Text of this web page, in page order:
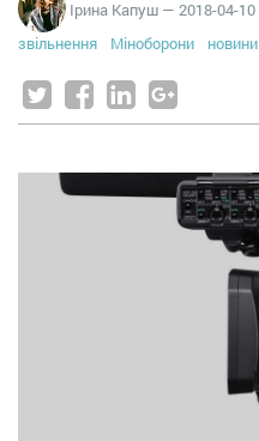
Ірина Капуш — 2018-04-10
звільнення
Міноборони новини